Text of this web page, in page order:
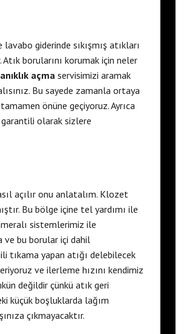
giderinde sıkışmış atıkları
borularını korumak için neler
açma servisimizi aramak
Bu sayede zamanla ortaya
önüne geçiyoruz. Ayrıca
olarak sizlere
açılır onu anlatalım. Klozet
Bu bölge içine tel yardımı ile
sistemlerimiz ile
ve bu borular içi dahil
tıkama yapan atığı delebilecek
ve ilerleme hızını kendimiz
değildir çünkü atık geri
küçük boşluklarda lağım
çıkmayacaktır.